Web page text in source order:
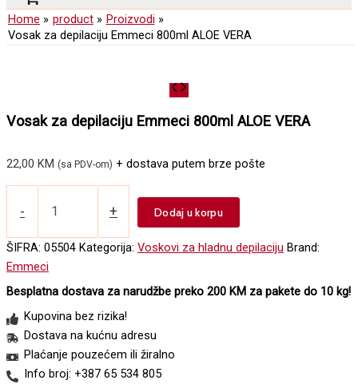
Home product
Proizvodi
Vosak za depilaciju Emmeci 800ml ALOE VERA
Vosak za depilaciju Emmeci 800ml ALOE VERA
22,00 KM (sa PDV-om) + dostava putem brze pošte
-
Emmeci
800ml
ALOE
VERA
+ Dodaj u korpu
ŠIFRA: 05504 Kategorija: Voskovi za hladnu depilaciju Brand:
Emmeci
Besplatna dostava za narudžbe preko 200 KM za pakete do 10 kg!
Kupovina bez rizika!
Dostava na kućnu adresu
Plaćanje pouzećem ili žiralno
Info broj: +387 65 534 805